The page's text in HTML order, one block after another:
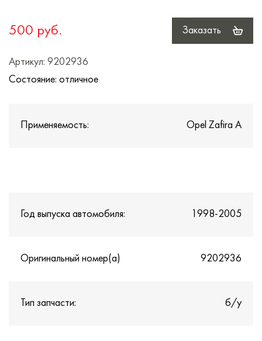
500 руб. Заказать
Артикул: 9202936
Состояние: отличное
Применяемость: Opel Zafira A
Год выпуска автомобиля: 1998-2005
Оригинальный номер(а) 9202936
Тип запчасти: б/у